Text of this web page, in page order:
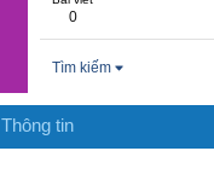
0
Tìm kiếm
Thông tin